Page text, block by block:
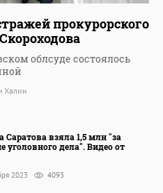
прокурорского
облсуде состоялось
Халин
взяла 1,5 млн "за
уголовного дела". Видео от
2023 4093